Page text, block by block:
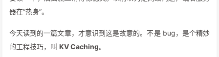
器在”热身”。
今天读到的一篇文章，才意识到这是故意的。不是 bug，是个精妙
的工程技巧，叫 KV Caching。